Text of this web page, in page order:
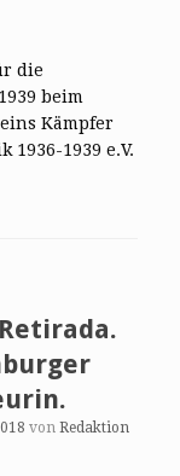
die
beim
Kämpfer
1939 e.V.
von Redaktion